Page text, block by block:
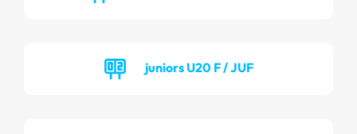
juniors U20 F / JUF